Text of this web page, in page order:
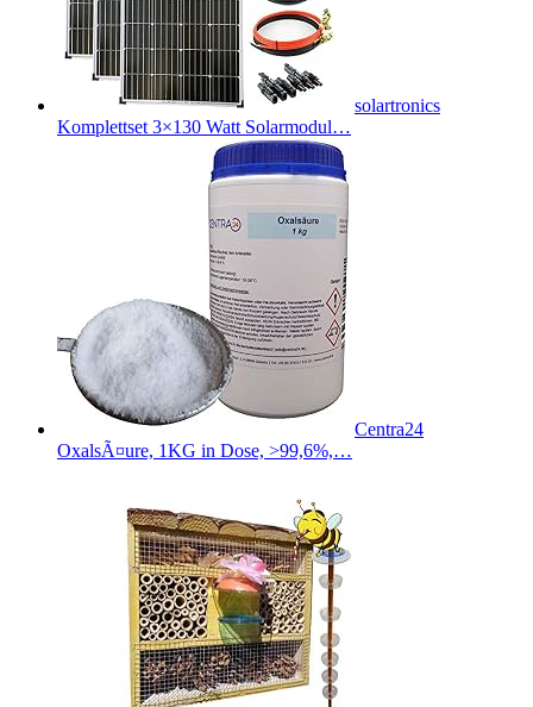
solartronics
Komplettset 3×130 Watt Solarmodul…
Centra24
OxalsÃ¤ure, 1KG in Dose, >99,6%,…